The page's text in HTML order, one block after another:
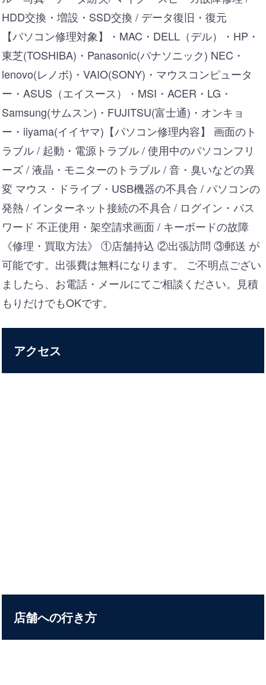
HDD交換・増設・SSD交換 / データ復旧・復元
【パソコン修理対象】・MAC・DELL（デル）・HP・
東芝(TOSHIBA)・Panasonic(パナソニック) NEC・
lenovo(レノボ)・VAIO(SONY)・マウスコンピュータ
ー・ASUS（エイスース）・MSI・ACER・LG・
Samsung(サムスン)・FUJITSU(富士通)・オンキョ
ー・iiyama(イイヤマ)【パソコン修理内容】 画面のト
ラブル / 起動・電源トラブル / 使用中のパソコンフリ
ーズ / 液晶・モニターのトラブル / 音・臭いなどの異
変 マウス・ドライブ・USB機器の不具合 / パソコンの
発熱 / インターネット接続の不具合 / ログイン・パス
ワード 不正使用・架空請求画面 / キーボードの故障
《修理・買取方法》 ①店舗持込 ②出張訪問 ③郵送 が
可能です。出張費は無料になります。 ご不明点ござい
ましたら、お電話・メールにてご相談ください。見積
もりだけでもOKです。
アクセス
店舗への行き方